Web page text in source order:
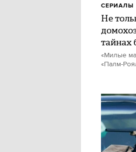
Не
тайнах
«Милые
«Палм-
СЕРИАЛЫ